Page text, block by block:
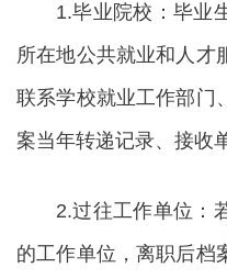
1.毕业院校：毕业生
所在地公共就业和人才
联系学校就业工作部门
案当年转递记录、接收
2.过往工作单位：若
的工作单位，离职后档